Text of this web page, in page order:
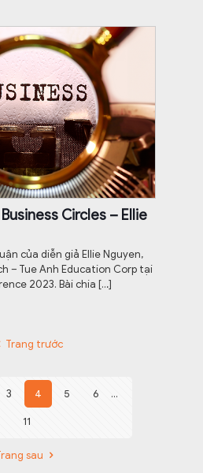
Circles – Ellie
của diễn giả Ellie Nguyen,
– Tue Anh Education Corp tại
2023. Bài chia […]
Trang trước
3 4 5 6 ...
11
sau